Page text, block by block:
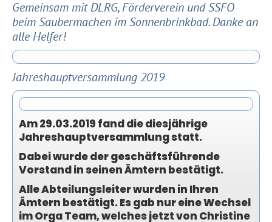
Gemeinsam mit DLRG, Förderverein und SSFO
beim Saubermachen im Sonnenbrinkbad. Danke an
alle Helfer!
Jahreshauptversammlung 2019
Am 29.03.2019 fand die diesjährige
Jahreshauptversammlung statt.
Dabei wurde der geschäftsführende
Vorstand in seinen Ämtern bestätigt.
Alle Abteilungsleiter wurden in Ihren
Ämtern bestätigt. Es gab nur eine Wechsel
im Orga Team, welches jetzt von Christine